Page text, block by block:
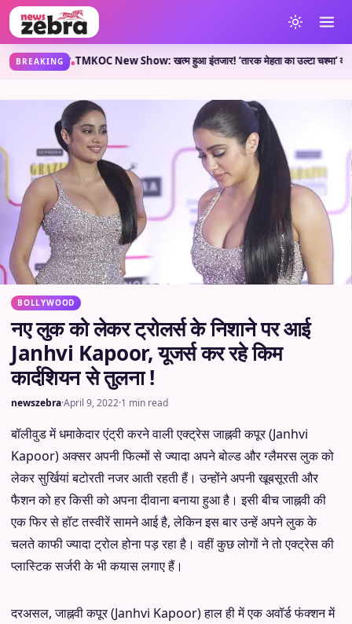
BREAKING
कहती है?•TMKOC New Show: खत्म हुआ इंतजार! ‘तारक मेहता का उल्टा चश्मा’ वाले
BOLLYWOOD
नए लुक को लेकर ट्रोलर्स के निशाने पर आई
Janhvi Kapoor, यूजर्स कर रहे किम
कार्दशियन से तुलना !
newszebra·April 9, 2022·1 min read
बॉलीवुड में धमाकेदार एंट्री करने वाली एक्ट्रेस जाह्नवी कपूर (Janhvi
Kapoor) अक्सर अपनी फिल्मों से ज्यादा अपने बोल्ड और ग्लैमरस लुक को
लेकर सुर्खियां बटोरती नजर आती रहती हैं। उन्होंने अपनी खूबसूरती और
फैशन को हर किसी को अपना दीवाना बनाया हुआ है। इसी बीच जाह्नवी की
एक फिर से हॉट तस्वीरें सामने आई है, लेकिन इस बार उन्हें अपने लुक के
चलते काफी ज्यादा ट्रोल होना पड़ रहा है। वहीं कुछ लोगों ने तो एक्ट्रेस की
प्लास्टिक सर्जरी के भी कयास लगाए हैं।
दरअसल, जाह्नवी कपूर (Janhvi Kapoor) हाल ही में एक अवॉर्ड फंक्शन में